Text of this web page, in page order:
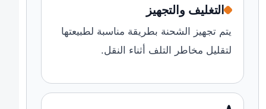
التغليف والتجهيز
يتم تجهيز الشحنة بطريقة مناسبة لطبيعتها
لتقليل مخاطر التلف أثناء النقل.